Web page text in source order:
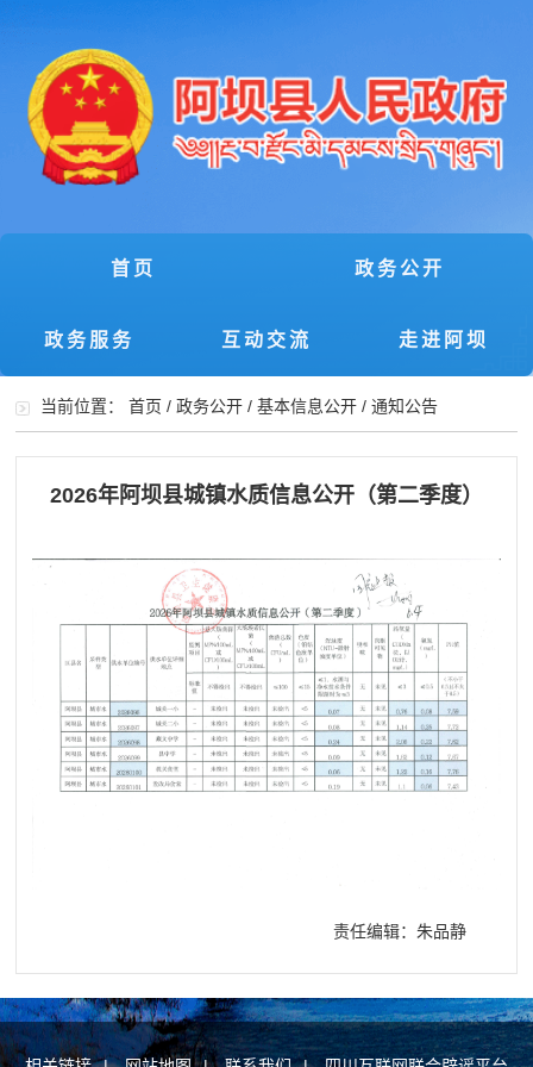
首页 政务公开
政务服务 互动交流 走进阿坝
当前位置：首页 /政务公开 /基本信息公开 /通知公告
2026年阿坝县城镇水质信息公开（第二季度）
责任编辑：朱品静